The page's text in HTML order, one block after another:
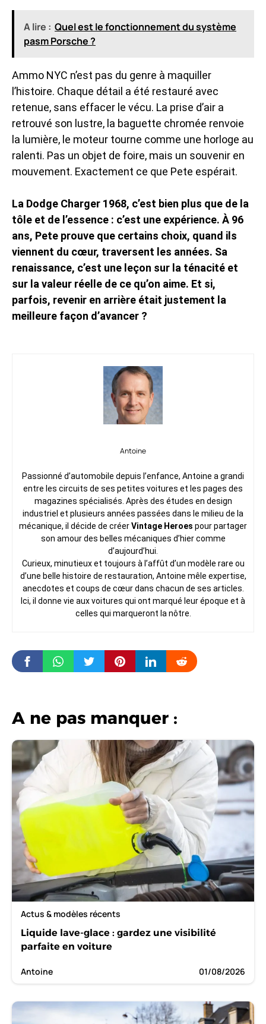
A lire : Quel est le fonctionnement du système
pasm Porsche ?
Ammo NYC n’est pas du genre à maquiller
l’histoire. Chaque détail a été restauré avec
retenue, sans effacer le vécu. La prise d’air a
retrouvé son lustre, la baguette chromée renvoie
la lumière, le moteur tourne comme une horloge au
ralenti. Pas un objet de foire, mais un souvenir en
mouvement. Exactement ce que Pete espérait.
La Dodge Charger 1968, c’est bien plus que de la
tôle et de l’essence : c’est une expérience. À 96
ans, Pete prouve que certains choix, quand ils
viennent du cœur, traversent les années. Sa
renaissance, c’est une leçon sur la ténacité et
sur la valeur réelle de ce qu’on aime. Et si,
parfois, revenir en arrière était justement la
meilleure façon d’avancer ?
Antoine
Passionné d’automobile depuis l’enfance, Antoine a grandi
entre les circuits de ses petites voitures et les pages des
magazines spécialisés. Après des études en design
industriel et plusieurs années passées dans le milieu de la
mécanique, il décide de créerVintage Heroes pour partager
son amour des belles mécaniques d’hier comme
d’aujourd’hui.
Curieux, minutieux et toujours à l’affût d’un modèle rare ou
d’une belle histoire de restauration, Antoine mêle expertise,
anecdotes et coups de cœur dans chacun de ses articles.
Ici, il donne vie aux voitures qui ont marqué leur époque et à
celles qui marqueront la nôtre.
A ne pas manquer :
Actus & modèles récents
Liquide lave-glace : gardez une visibilité
parfaite en voiture
Antoine 01/08/2026